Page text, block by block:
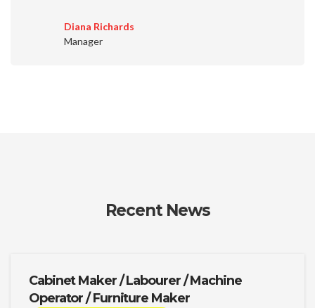
Diana Richards
Manager
Recent News
Cabinet Maker / Labourer / Machine
Operator / Furniture Maker